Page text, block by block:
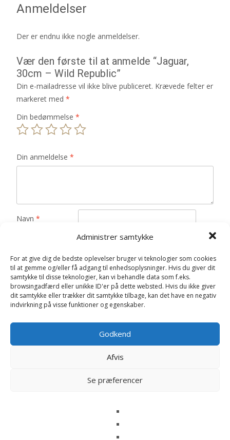
Administrer samtykke
For at give dig de bedste oplevelser bruger vi teknologier som cookies
til at gemme og/eller få adgang til enhedsoplysninger. Hvis du giver dit
samtykke til disse teknologier, kan vi behandle data som f.eks.
browsingadfærd eller unikke ID'er på dette websted. Hvis du ikke giver
dit samtykke eller trækker dit samtykke tilbage, kan det have en negativ
indvirkning på visse funktioner og egenskaber.
Godkend
Afvis
Se præferencer
Anmeldelser
Der er endnu ikke nogle anmeldelser.
Vær den første til at anmelde “Jaguar,
30cm – Wild Republic”
Din e-mailadresse vil ikke blive publiceret. Krævede felter er
markeret med *
Din bedømmelse *
Din anmeldelse *
Navn *
Gem mit navn, mail og websted i denne browser til
næste gang jeg kommenterer.
Relaterede varer